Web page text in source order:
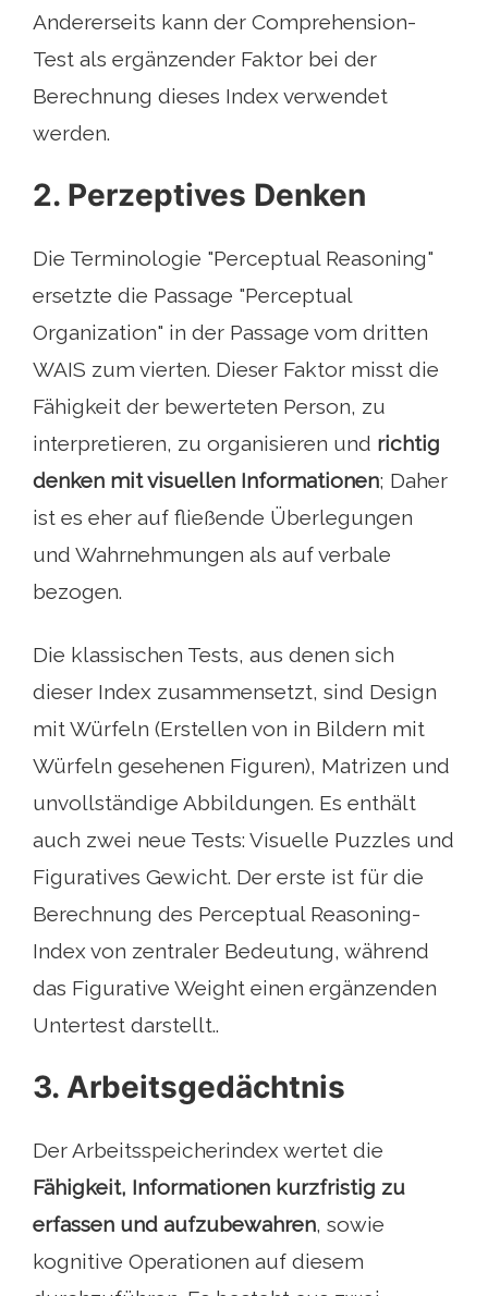
Andererseits kann der Comprehension-
Test als ergänzender Faktor bei der
Berechnung dieses Index verwendet
werden.
2. Perzeptives Denken
Die Terminologie "Perceptual Reasoning"
ersetzte die Passage "Perceptual
Organization" in der Passage vom dritten
WAIS zum vierten. Dieser Faktor misst die
Fähigkeit der bewerteten Person, zu
interpretieren, zu organisieren und richtig
denken mit visuellen Informationen; Daher
ist es eher auf fließende Überlegungen
und Wahrnehmungen als auf verbale
bezogen.
Die klassischen Tests, aus denen sich
dieser Index zusammensetzt, sind Design
mit Würfeln (Erstellen von in Bildern mit
Würfeln gesehenen Figuren), Matrizen und
unvollständige Abbildungen. Es enthält
auch zwei neue Tests: Visuelle Puzzles und
Figuratives Gewicht. Der erste ist für die
Berechnung des Perceptual Reasoning-
Index von zentraler Bedeutung, während
das Figurative Weight einen ergänzenden
Untertest darstellt..
3. Arbeitsgedächtnis
Der Arbeitsspeicherindex wertet die
Fähigkeit, Informationen kurzfristig zu
erfassen und aufzubewahren, sowie
kognitive Operationen auf diesem